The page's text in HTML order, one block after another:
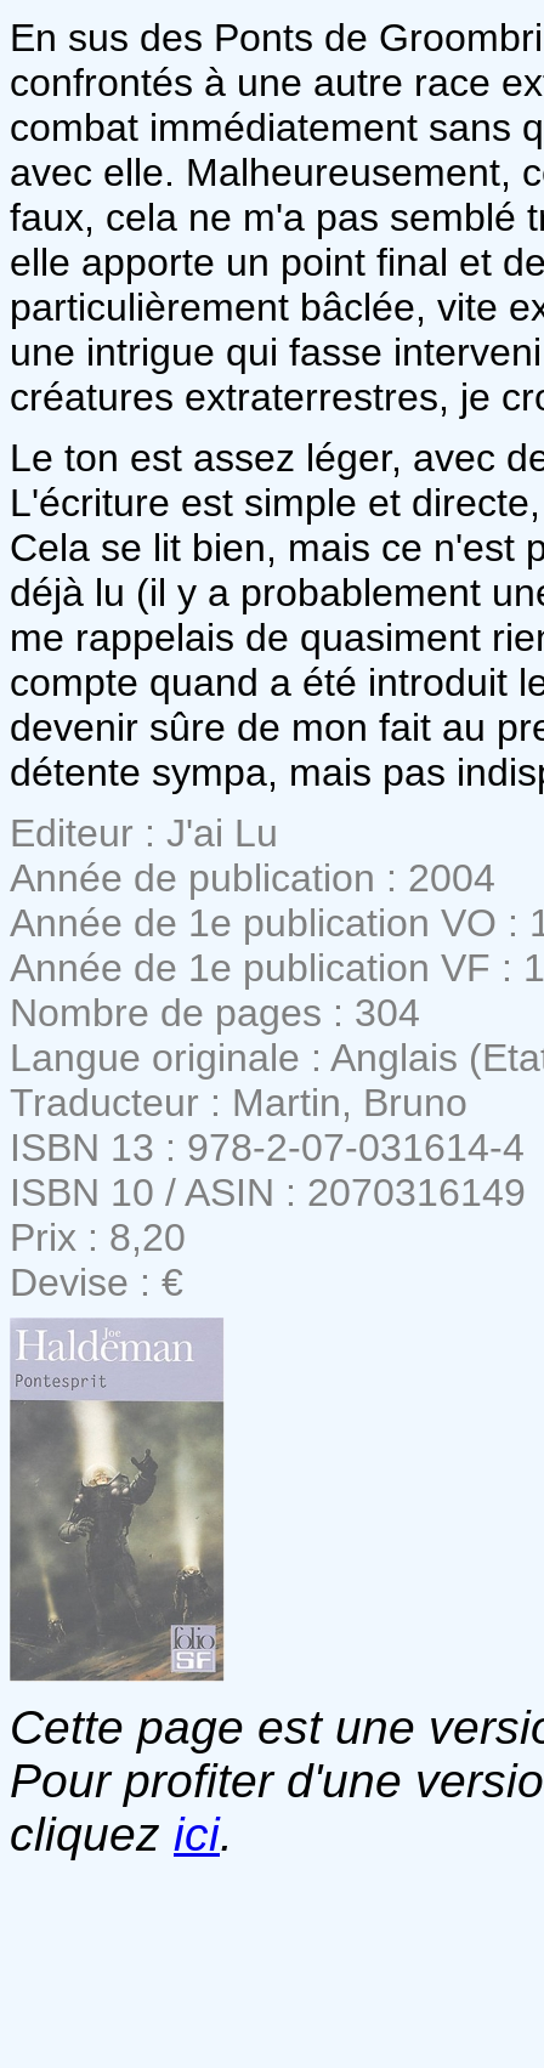
En sus des Ponts de
confrontés à une autre race
combat immédiatement sans
avec elle. Malheureusement,
faux, cela ne m'a pas semblé
elle apporte un point final et
particulièrement bâclée, vite
une intrigue qui fasse
créatures extraterrestres, je
Le ton est assez léger, avec
L'écriture est simple et
Cela se lit bien, mais ce n'est
déjà lu (il y a probablement
me rappelais de quasiment
compte quand a été introduit
devenir sûre de mon fait au
détente sympa, mais pas
Editeur : J'ai Lu
Année de publication : 2004
Année de 1e publication VO :
Année de 1e publication VF :
Nombre de pages : 304
Langue originale : Anglais
Traducteur : Martin, Bruno
ISBN 13 : 978-2-07-031614-4
ISBN 10 / ASIN : 2070316149
Prix : 8,20
Devise : €
Cette page est une
Pour profiter d'une
cliquez ici.